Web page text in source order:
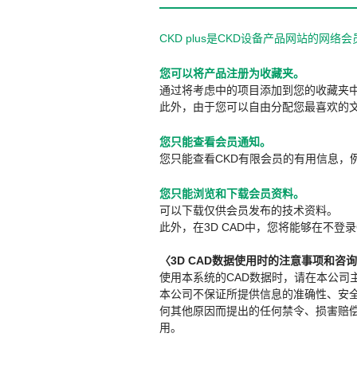
CKD plus是CKD设备产品网站的网络
您可以将产品注册为收藏夹。
通过将考虑中的项目添加到您的收藏夹
此外，由于您可以自由分配您最喜欢的
您只能查看会员通知。
您只能查看CKD有限会员的有用信息，
您只能浏览和下载会员资料。
可以下载仅供会员发布的技术资料。
此外，在3D CAD中，您将能够在不登
〈3D CAD数据使用时的注意事项和咨
使用本系统的CAD数据时，请在本公司
本公司不保证所提供信息的准确性、安
何其他原因而提出的任何禁令、损害赔
用。